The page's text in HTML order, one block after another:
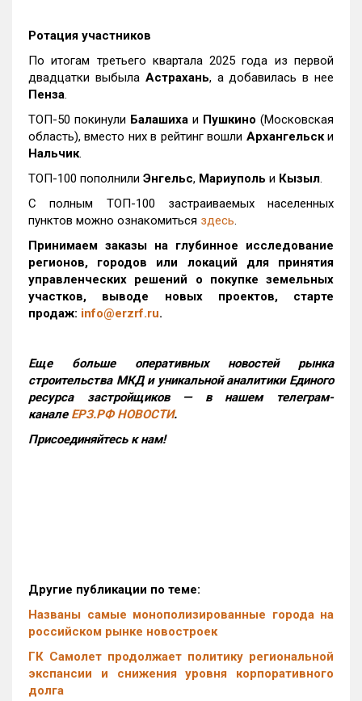
Ротация участников
По итогам третьего квартала 2025 года из первой
двадцатки выбыла Астрахань, а добавилась в нее
Пенза.
ТОП-50 покинули Балашиха и Пушкино (Московская
область), вместо них в рейтинг вошли Архангельски
Нальчик.
ТОП-100 пополнили Энгельс, Мариуполь и Кызыл.
С полным ТОП-100 застраиваемых населенных
пунктов можно ознакомиться здесь.
Принимаем заказы на глубинное исследование
регионов, городов или локаций для принятия
управленческих решений о покупке земельных
участков, выводе новых проектов, старте
продаж: info@erzrf.ru.
Еще больше оперативных новостей рынка
строительства МКД и уникальной аналитики Единого
ресурса застройщиков — в нашем телеграм-
канале ЕРЗ.РФ НОВОСТИ.
Присоединяйтесь к нам!
Другие публикации по теме:
Названы самые монополизированные города на
российском рынке новостроек
ГК Самолет продолжает политику региональной
экспансии и снижения уровня корпоративного
долга